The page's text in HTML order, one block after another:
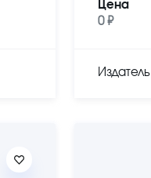
Цена
0 ₽